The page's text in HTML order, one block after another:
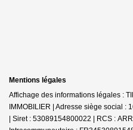
Mentions légales
Affichage des informations légales :
IMMOBILIER | Adresse siège social :
| Siret : 53089154800022 | RCS :